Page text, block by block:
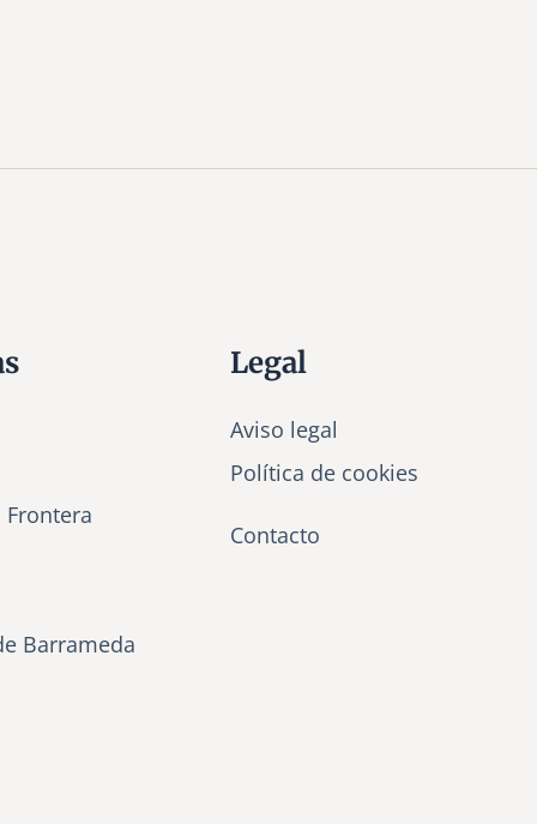
Frontera
Barrameda
Legal
Aviso legal
Política de cookies
Contacto